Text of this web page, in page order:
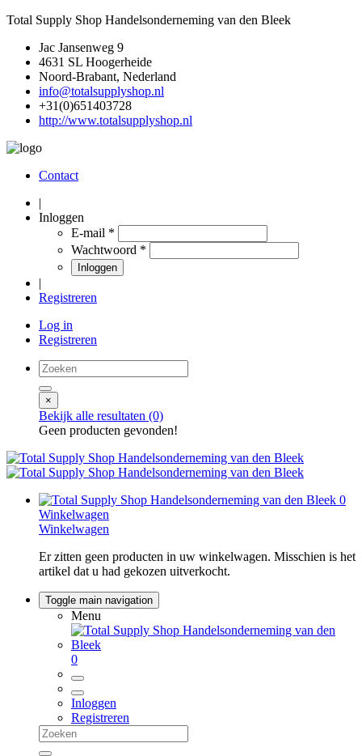
Total Supply Shop Handelsonderneming van den Bleek
Jac Jansenweg 9
4631 SL Hoogerheide
Noord-Brabant, Nederland
info@totalsupplyshop.nl
+31(0)651403728
http://www.totalsupplyshop.nl
Contact
|
Inloggen
E-mail *
Wachtwoord *
Inloggen
|
Registreren
Log in
Registreren
×
Bekijk alle resultaten (0)
Geen producten gevonden!
0
Winkelwagen
Winkelwagen
Er zitten geen producten in uw winkelwagen. Misschien is het
artikel dat u had gekozen uitverkocht.
Toggle main navigation
Menu
0
Inloggen
Registreren